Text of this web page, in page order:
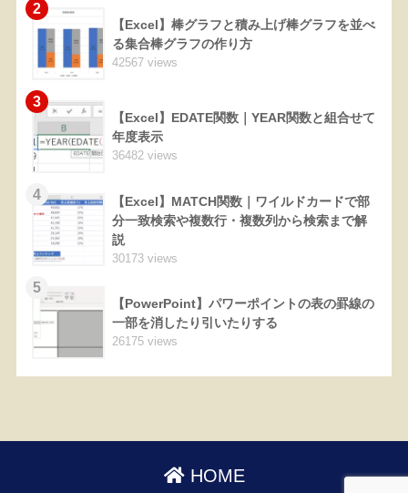
2
【Excel】棒グラフと積み上げ棒グラフを並べ
る集合棒グラフの作り方
42567 views
3
【Excel】EDATE関数｜YEAR関数と組合せて
年度表示
36482 views
4
【Excel】MATCH関数｜ワイルドカードで部
分一致検索や複数行・複数列から検索まで解
説
30173 views
5
【PowerPoint】パワーポイントの表の罫線の
一部を消したり引いたりする
26175 views
HOME